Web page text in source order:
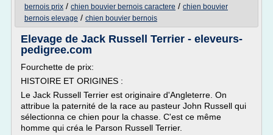
bernois prix / chien bouvier bernois caractere / chien bouvier
bernois elevage / chien bouvier bernois
Elevage de Jack Russell Terrier - eleveurs-
pedigree.com
Fourchette de prix:
HISTOIRE ET ORIGINES :
Le Jack Russell Terrier est originaire d'Angleterre. On
attribue la paternité de la race au pasteur John Russell qui
sélectionna ce chien pour la chasse. C'est ce même
homme qui créa le Parson Russell Terrier.